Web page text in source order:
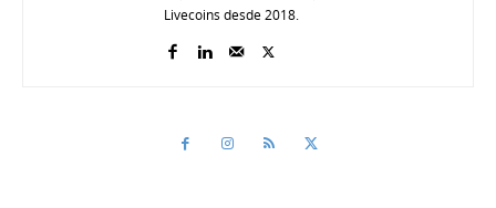
Livecoins desde 2018.